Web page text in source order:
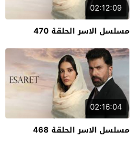
02:12:09
مسلسل الاسر الحلقة 470
02:16:04
مسلسل الاسر الحلقة 468